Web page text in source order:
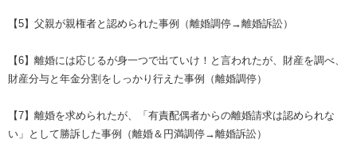
【5】父親が親権者と認められた事例（離婚調停→離婚訴訟）
【6】離婚には応じるが身一つで出ていけ！と言われたが、財産を調べ、
財産分与と年金分割をしっかり行えた事例（離婚調停）
【7】離婚を求められたが、「有責配偶者からの離婚請求は認められな
い」として勝訴した事例（離婚＆円満調停→離婚訴訟）